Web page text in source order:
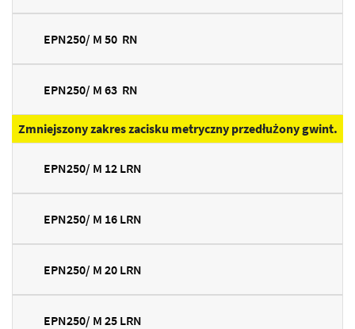
EPN250/ M 50 RN
EPN250/ M 63 RN
Zmniejszony zakres zacisku metryczny przedłużony gwint.
EPN250/ M 12 LRN
EPN250/ M 16 LRN
EPN250/ M 20 LRN
EPN250/ M 25 LRN